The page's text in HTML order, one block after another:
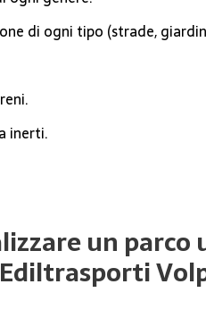
di ogni tipo (strade,
inerti.
un